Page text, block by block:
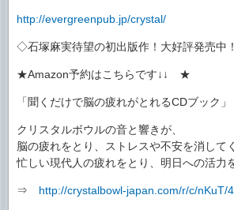
http://evergreenpub.jp/crystal/
◇石塚麻実待望の初出版作！大好評発売中！
★Amazon予約はこちらです↓↓ ★
「聞くだけで脳の疲れがとれるCDブック」
クリスタルボウルの音と響きが、
脳の疲れをとり、ストレスや不安を消して
忙しい現代人の疲れをとり、明日への活力
⇒ http://crystalbowl-japan.com/r/c/nKuT/